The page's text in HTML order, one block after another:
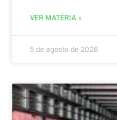
VER MATÉRIA »
5 de agosto de 2026